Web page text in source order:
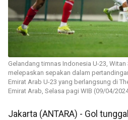
Gelandang timnas Indonesia U-23,
melepaskan sepakan dalam
Emirat Arab U-23 yang berlangsung di
Emirat Arab, Selasa pagi WIB (09/04/
Jakarta (ANTARA) - Gol